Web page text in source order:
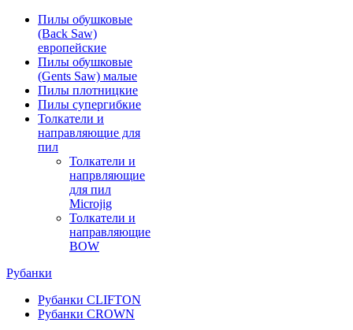
Пилы обушковые
(Back Saw)
европейские
Пилы обушковые
(Gents Saw) малые
Пилы плотницкие
Пилы супергибкие
Толкатели и
направляющие для
пил
Толкатели и
напрвляющие
для пил
Microjig
Толкатели и
направляющие
BOW
Рубанки
Рубанки CLIFTON
Рубанки CROWN